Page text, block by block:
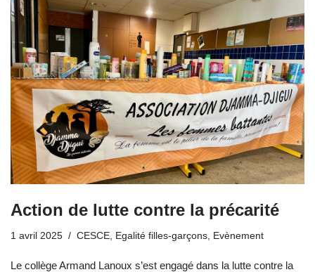
Action de lutte contre la précarité
1 avril 2025 CESCE Egalité filles-garçons Evènement
Le collège Armand Lanoux s’est engagé dans la lutte contre la